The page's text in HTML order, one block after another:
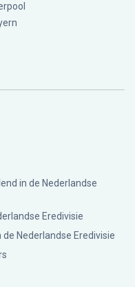
in de Nederlandse
Eredivisie
Nederlandse Eredivisie